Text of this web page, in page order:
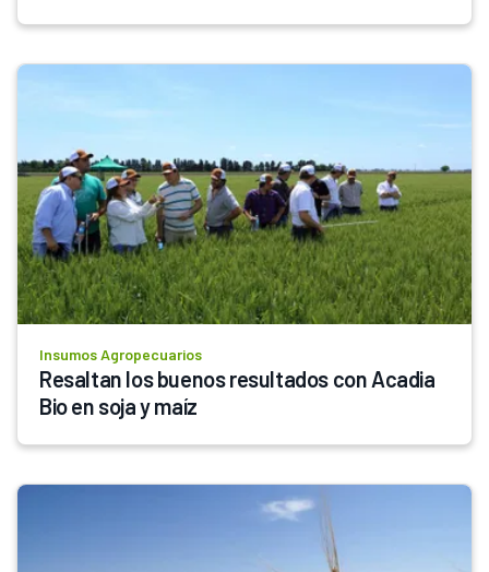
Insumos Agropecuarios
Resaltan los buenos resultados con Acadia
Bio en soja y maíz